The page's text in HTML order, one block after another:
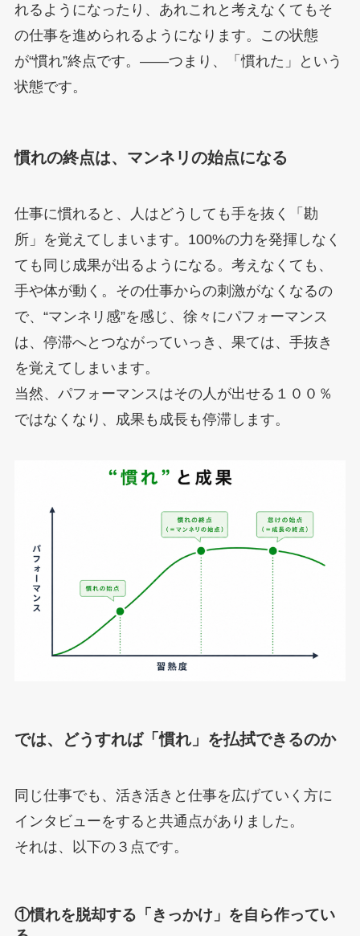
れるようになったり、あれこれと考えなくてもそ
の仕事を進められるようになります。この状態
が“慣れ”終点です。——つまり、「慣れた」という
状態です。
慣れの終点は、マンネリの始点になる
仕事に慣れると、人はどうしても手を抜く「勘
所」を覚えてしまいます。100%の力を発揮しなく
ても同じ成果が出るようになる。考えなくても、
手や体が動く。その仕事からの刺激がなくなるの
で、“マンネリ感”を感じ、徐々にパフォーマンス
は、停滞へとつながっていっき、果ては、手抜き
を覚えてしまいます。
当然、パフォーマンスはその人が出せる１００％
ではなくなり、成果も成長も停滞します。
では、どうすれば「慣れ」を払拭できるのか
同じ仕事でも、活き活きと仕事を広げていく方に
インタビューをすると共通点がありました。
それは、以下の３点です。
①慣れを脱却する「きっかけ」を自ら作ってい